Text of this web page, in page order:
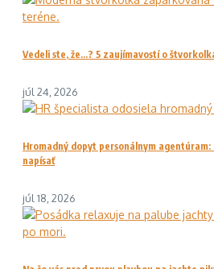
Vedeli ste, že…? 5 zaujímavostí o
júl 24, 2026
Hromadný dopyt personálnym
napísať
júl 18, 2026